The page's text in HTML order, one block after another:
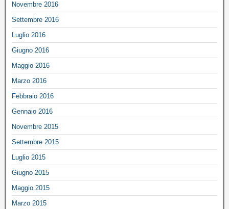
Novembre 2016
Settembre 2016
Luglio 2016
Giugno 2016
Maggio 2016
Marzo 2016
Febbraio 2016
Gennaio 2016
Novembre 2015
Settembre 2015
Luglio 2015
Giugno 2015
Maggio 2015
Marzo 2015